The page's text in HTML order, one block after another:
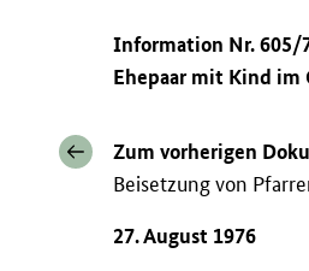
Information Nr. 605/
Ehepaar mit Kind im
Zum vorherigen
Beisetzung von
27. August 1976